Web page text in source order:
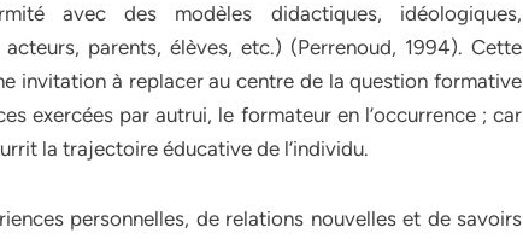
avec des modèles didactiques, idéologiques,
parents, élèves, etc.) (Perrenoud, 1994). Cette
invitation à replacer au centre de la question formative
exercées par autrui, le formateur en l’occurrence ; car
la trajectoire éducative de l’individu.
personnelles, de relations nouvelles et de savoirs